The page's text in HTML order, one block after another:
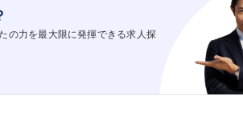
の力を最大限に発揮できる求人探